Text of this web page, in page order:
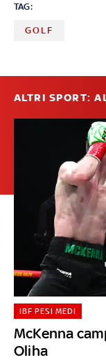
TAG:
GOLF
ALTRI SPORT:
McKenna
Oliha
IBF PESI MEDI